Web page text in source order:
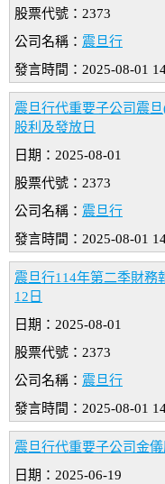
股票代號：2373
公司名稱： 震旦行
發言時間：2025-08-01
震旦行代重要子公司震
股利及發放日
日期：2025-08-01
股票代號：2373
公司名稱： 震旦行
發言時間：2025-08-01
震旦行114年第二季財務
12日
日期：2025-08-01
股票代號：2373
公司名稱： 震旦行
發言時間：2025-08-01
震旦行代重要子公司金
日期：2025-06-19